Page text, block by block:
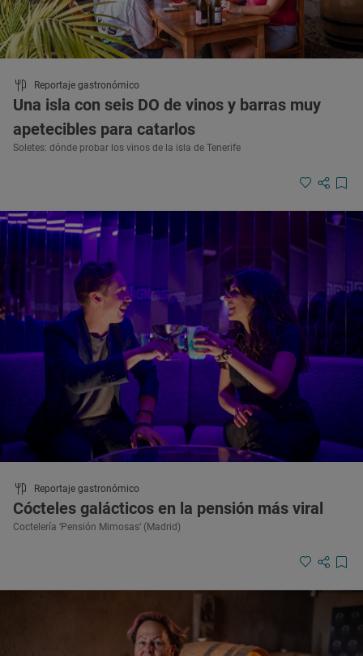
Reportaje gastronómico
Una isla con seis DO de vinos y barras muy
apetecibles para catarlos
Soletes: dónde probar los vinos de la isla de Tenerife
Reportaje gastronómico
Cócteles galácticos en la pensión más viral
Coctelería ‘Pensión Mimosas’ (Madrid)